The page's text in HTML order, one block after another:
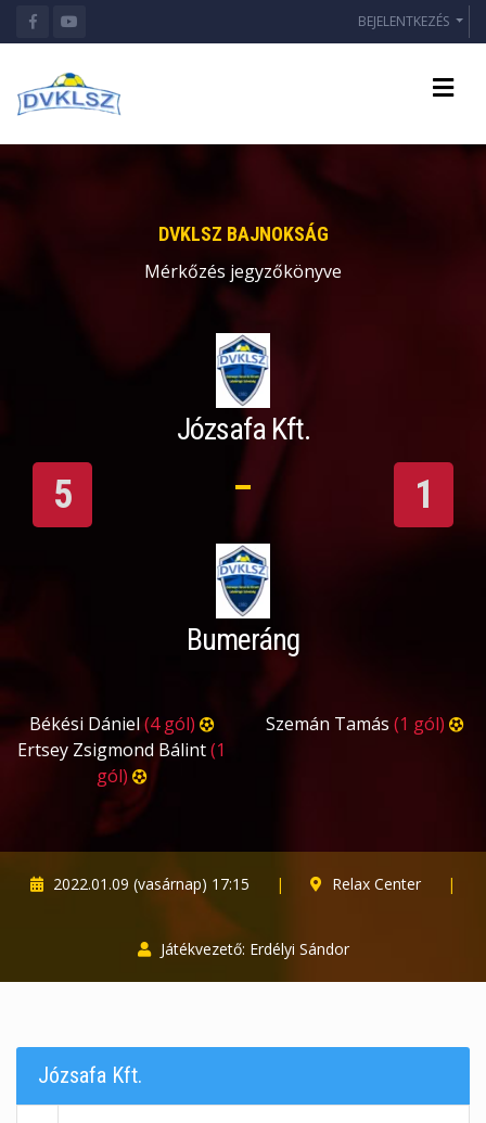
BEJELENTKEZÉS
DVKLSZ BAJNOKSÁG
Mérkőzés jegyzőkönyve
Józsafa Kft.
5 1
Bumeráng
Békési Dániel(4 gól)
Ertsey Zsigmond Bálint(1
gól)
Szemán Tamás (1 gól)
2022.01.09 (vasárnap) 17:15 | Relax Center |
Játékvezető: Erdélyi Sándor
Józsafa Kft.